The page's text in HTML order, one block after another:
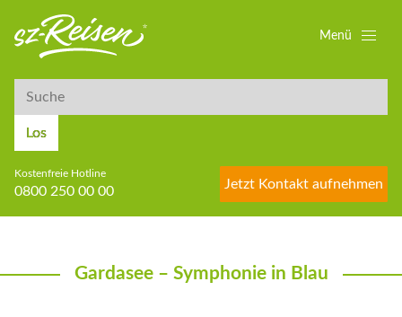
Suche
Los
Kostenfreie Hotline
0800 250 00 00
Jetzt Kontakt aufnehmen
Menü
Gardasee – Symphonie in Blau